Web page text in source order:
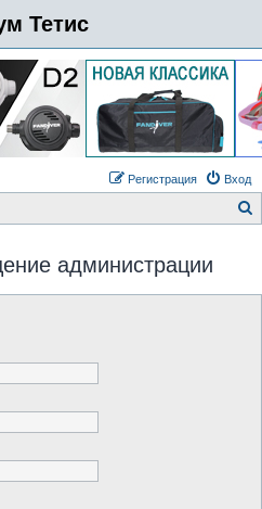
Тетис
Вход
Регистрация
администрации